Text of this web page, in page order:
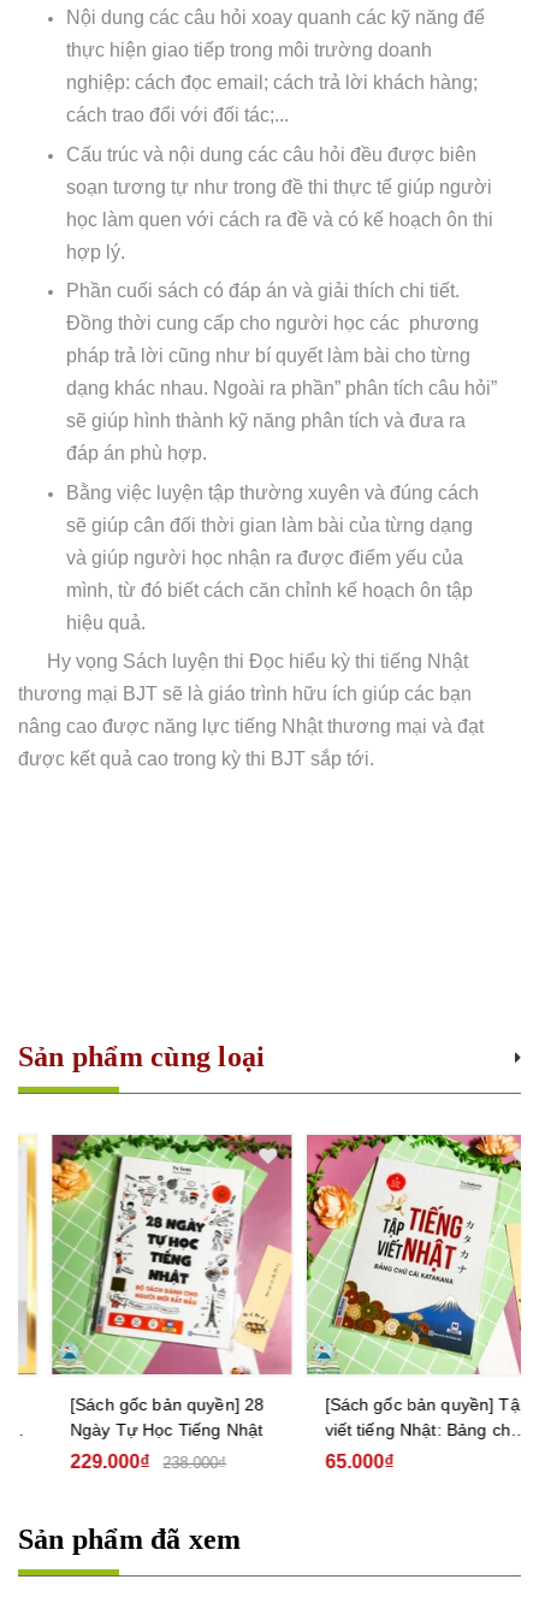
Nội dung các câu hỏi xoay quanh các kỹ năng để
thực hiện giao tiếp trong môi trường doanh
nghiệp: cách đọc email; cách trả lời khách hàng;
cách trao đổi với đối tác;...
Cấu trúc và nội dung các câu hỏi đều được biên
soạn tương tự như trong đề thi thực tế giúp người
học làm quen với cách ra đề và có kế hoạch ôn thi
hợp lý.
Phần cuối sách có đáp án và giải thích chi tiết.
Đồng thời cung cấp cho người học các phương
pháp trả lời cũng như bí quyết làm bài cho từng
dạng khác nhau. Ngoài ra phần” phân tích câu hỏi”
sẽ giúp hình thành kỹ năng phân tích và đưa ra
đáp án phù hợp.
Bằng việc luyện tập thường xuyên và đúng cách
sẽ giúp cân đối thời gian làm bài của từng dạng
và giúp người học nhận ra được điểm yếu của
mình, từ đó biết cách căn chỉnh kế hoạch ôn tập
hiệu quả.
Hy vọng Sách luyện thi Đọc hiểu kỳ thi tiếng Nhật
thương mại BJT sẽ là giáo trình hữu ích giúp các bạn
nâng cao được năng lực tiếng Nhật thương mại và đạt
được kết quả cao trong kỳ thi BJT sắp tới.
Sản phẩm cùng loại
[Sách gốc bản quyền] 28
Ngày Tự Học Tiếng Nhật
229.000₫ 238.000₫
[Sách gốc bản quyền] Tập
viết tiếng Nhật: Bảng chữ
cái Katakana
65.000₫
Sản phẩm đã xem